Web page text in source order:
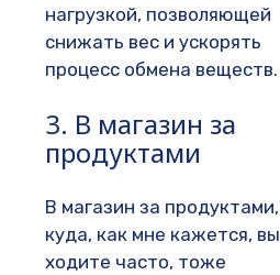
нагрузкой, позволяющей
снижать вес и ускорять
процесс обмена веществ.
3. В магазин за
продуктами
В магазин за продуктами,
куда, как мне кажется, вы
ходите часто, тоже